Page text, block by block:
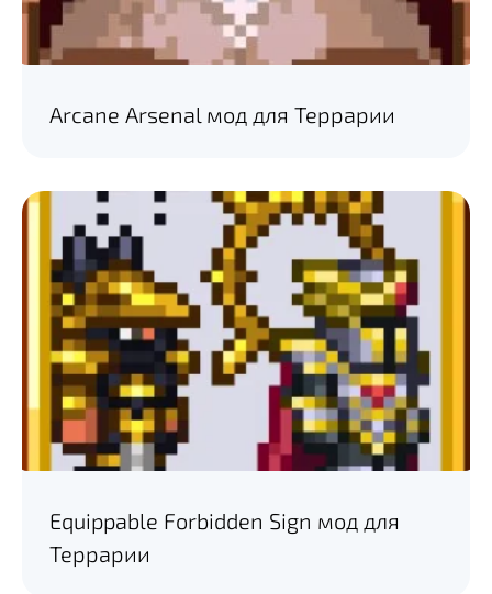
Arcane Arsenal мод для Террарии
Equippable Forbidden Sign мод для
Террарии